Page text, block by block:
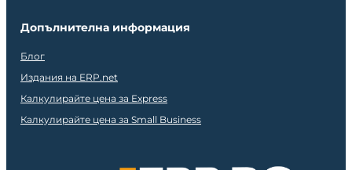
Допълнителна информация
Блог
Издания на ERP.net
Калкулирайте цена за Express
Калкулирайте цена за Small Business